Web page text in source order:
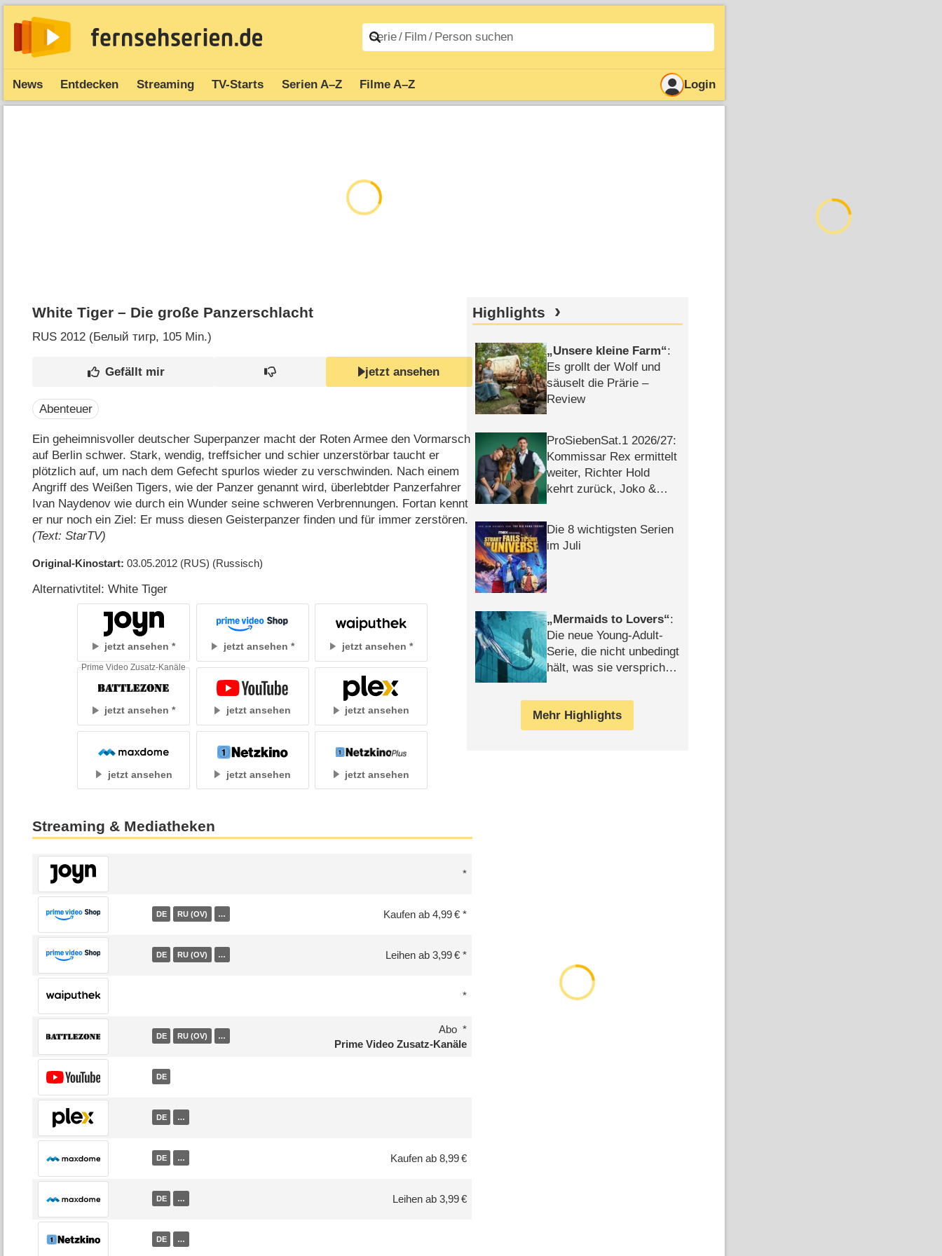
News Entdecken Streaming TV-Starts Serien A–Z Filme A–Z Login
White Tiger – Die große Panzerschlacht
RUS 2012 (Белый тигр‎, 105 Min.)
jetzt ansehen
Abenteuer
Ein geheimnisvoller deutscher Superpanzer macht der Roten Armee den Vormarsch
auf Berlin schwer. Stark, wendig, treffsicher und schier unzerstörbar taucht er
plötzlich auf, um nach dem Gefecht spurlos wieder zu verschwinden. Nach einem
Angriff des Weißen Tigers, wie der Panzer genannt wird, überlebtder Panzerfahrer
Ivan Naydenov wie durch ein Wunder seine schweren Verbrennungen. Fortan kennt
er nur noch ein Ziel: Er muss diesen Geisterpanzer finden und für immer zerstören.
(Text: StarTV)
Original-Kinostart 03.05.2012 (RUS) (Russisch)
Alternativtitel: White Tiger
jetzt ansehen jetzt ansehen jetzt ansehen
jetzt ansehen
Prime Video Zusatz-Kanäle
jetzt ansehen jetzt ansehen
jetzt ansehen jetzt ansehen jetzt ansehen
Streaming & Mediatheken
DE RU (OV) … Kaufen ab 4,99 €
DE RU (OV) … Leihen ab 3,99 €
DE RU (OV) …
Abo
Prime Video Zusatz-Kanäle
DE
DE …
DE … Kaufen ab 8,99 €
DE … Leihen ab 3,99 €
DE …
Highlights
Unsere kleine Farm :
Es grollt der Wolf und
säuselt die Prärie –
Review
ProSiebenSat.1 2026/​27:
Kommissar Rex ermittelt
weiter, Richter Hold
kehrt zurück, Joko &
Die 8 wichtigsten Serien
im Juli
Mermaids to Lovers :
Die neue Young-Adult-
Serie, die nicht unbedingt
hält, was sie verspricht –
Mehr Highlights